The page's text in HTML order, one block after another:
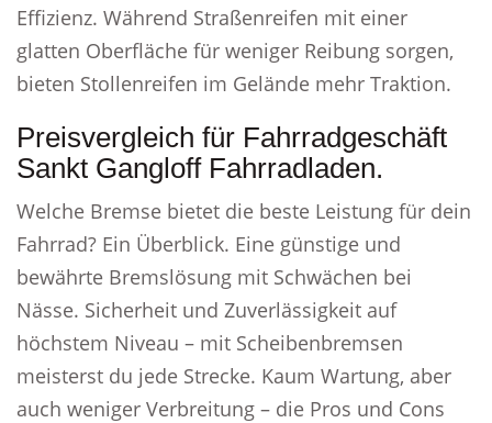
Effizienz. Während Straßenreifen mit einer
glatten Oberfläche für weniger Reibung sorgen,
bieten Stollenreifen im Gelände mehr Traktion.
Preisvergleich für Fahrradgeschäft
Sankt Gangloff Fahrradladen.
Welche Bremse bietet die beste Leistung für dein
Fahrrad? Ein Überblick. Eine günstige und
bewährte Bremslösung mit Schwächen bei
Nässe. Sicherheit und Zuverlässigkeit auf
höchstem Niveau – mit Scheibenbremsen
meisterst du jede Strecke. Kaum Wartung, aber
auch weniger Verbreitung – die Pros und Cons